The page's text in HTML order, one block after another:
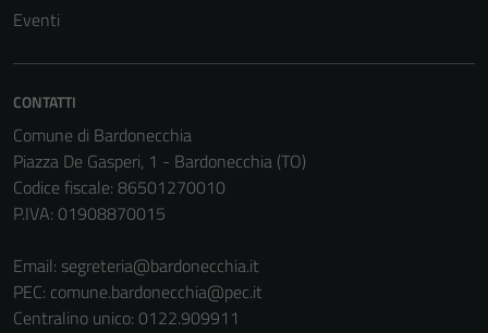
Eventi
CONTATTI
Comune di Bardonecchia
Piazza De Gasperi, 1 - Bardonecchia (TO)
Codice fiscale: 86501270010
P.IVA: 01908870015
Email: segreteria@bardonecchia.it
PEC: comune.bardonecchia@pec.it
Centralino unico: 0122.909911
funzionamento
disabilitati.